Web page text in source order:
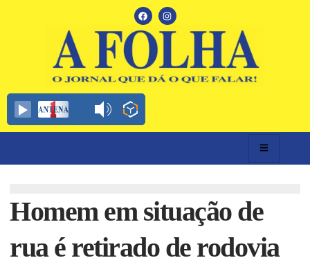
Homem em situação de
rua é retirado de rodovia